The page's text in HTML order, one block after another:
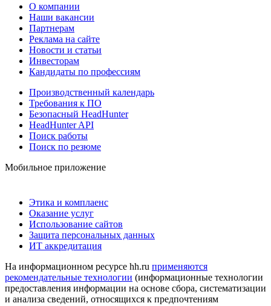
О компании
Наши вакансии
Партнерам
Реклама на сайте
Новости и статьи
Инвесторам
Кандидаты по профессиям
Производственный календарь
Требования к ПО
Безопасный HeadHunter
HeadHunter API
Поиск работы
Поиск по резюме
Мобильное приложение
Этика и комплаенс
Оказание услуг
Использование сайтов
Защита персональных данных
ИТ аккредитация
На информационном ресурсе hh.ru применяются
рекомендательные технологии (информационные технологии
предоставления информации на основе сбора, систематизации
и анализа сведений, относящихся к предпочтениям